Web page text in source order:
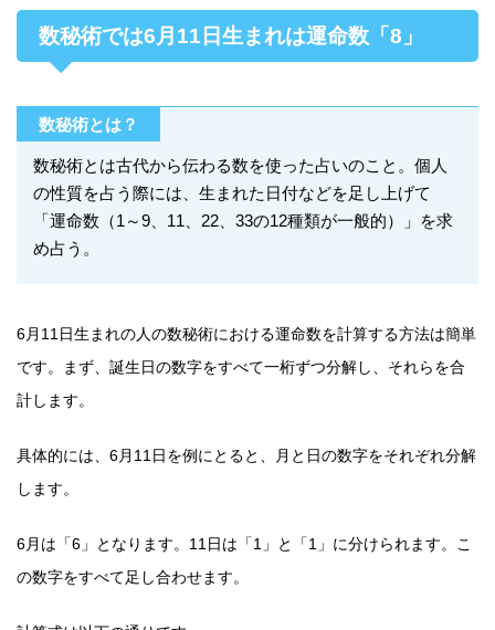
数秘術では6月11日生まれは運命数「8」
数秘術とは？
数秘術とは古代から伝わる数を使った占いのこと。個人
の性質を占う際には、生まれた日付などを足し上げて
「運命数（1～9、11、22、33の12種類が一般的）」を求
め占う。
6月11日生まれの人の数秘術における運命数を計算する方法は簡単
です。まず、誕生日の数字をすべて一桁ずつ分解し、それらを合
計します。
具体的には、6月11日を例にとると、月と日の数字をそれぞれ分解
します。
6月は「6」となります。11日は「1」と「1」に分けられます。こ
の数字をすべて足し合わせます。